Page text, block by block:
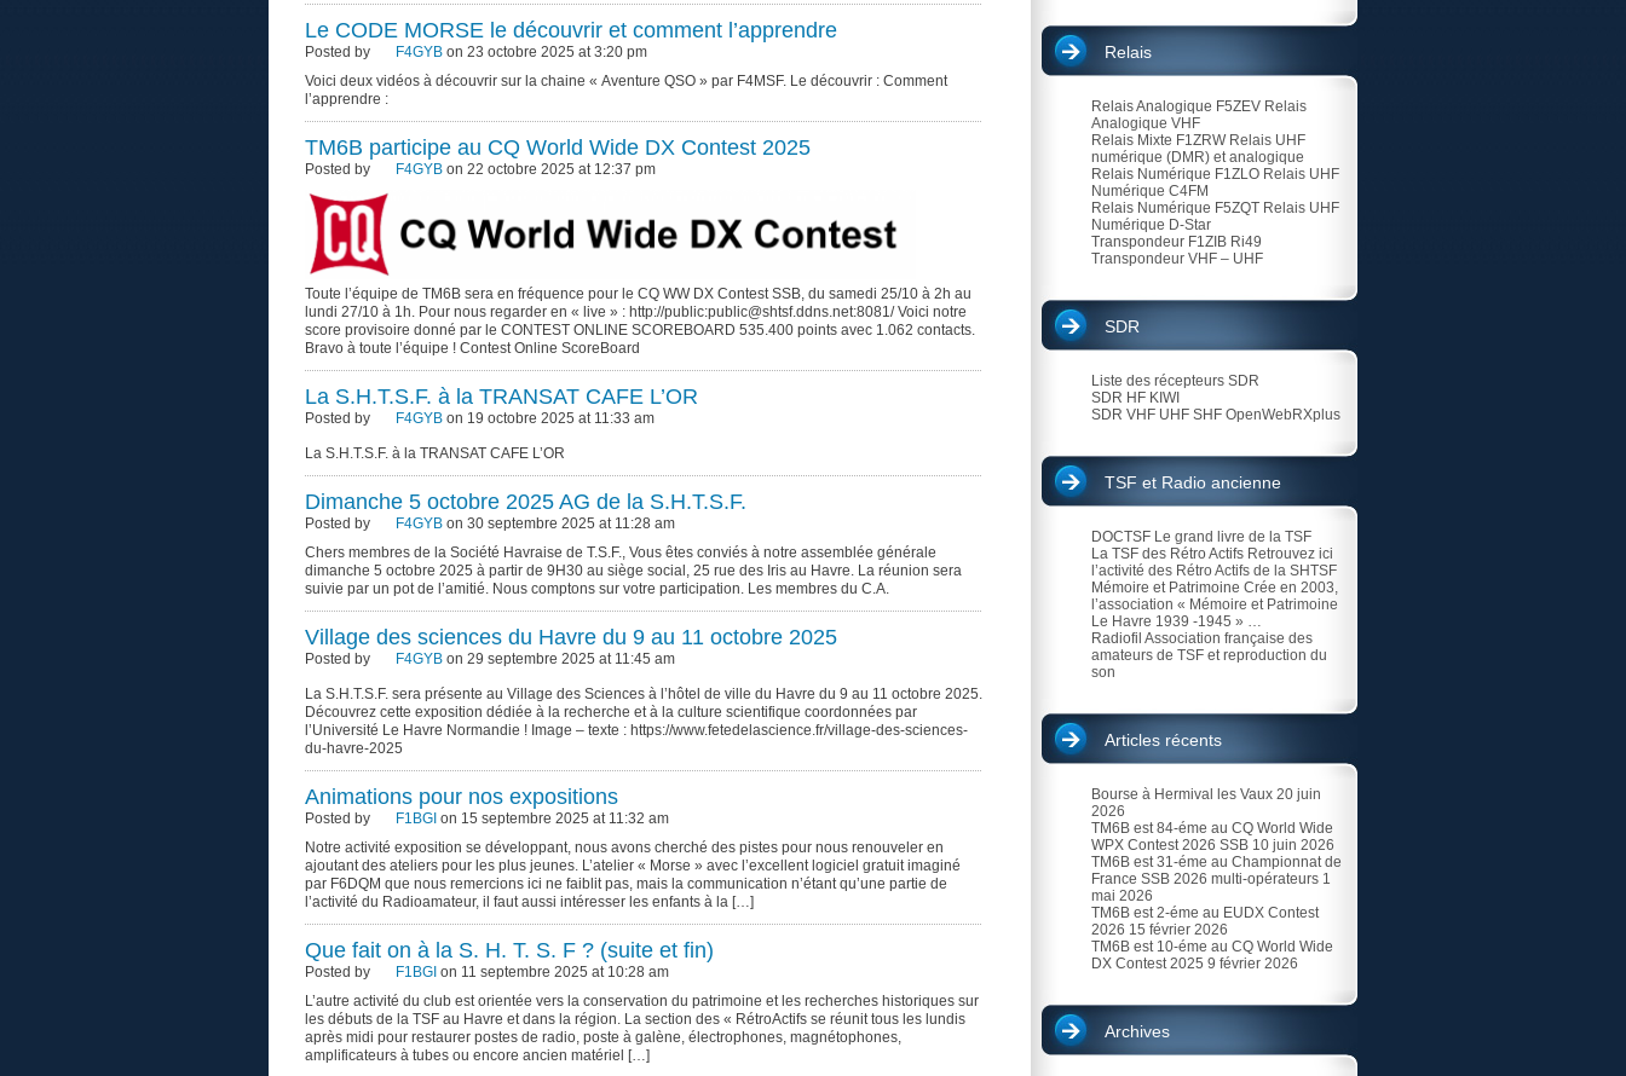
Le CODE MORSE le découvrir et comment l’apprendre
Posted by F4GYB on 23 octobre 2025 at 3:20 pm
Voici deux vidéos à découvrir sur la chaine « Aventure QSO » par F4MSF. Le découvrir : Comment
l’apprendre :
TM6B participe au CQ World Wide DX Contest 2025
Posted by F4GYB on 22 octobre 2025 at 12:37 pm
Toute l’équipe de TM6B sera en fréquence pour le CQ WW DX Contest SSB, du samedi 25/10 à 2h au
lundi 27/10 à 1h. Pour nous regarder en « live » : http://public:public@shtsf.ddns.net:8081/ Voici notre
score provisoire donné par le CONTEST ONLINE SCOREBOARD 535.400 points avec 1.062 contacts.
Bravo à toute l’équipe ! Contest Online ScoreBoard
La S.H.T.S.F. à la TRANSAT CAFE L’OR
Posted by F4GYB on 19 octobre 2025 at 11:33 am
La S.H.T.S.F. à la TRANSAT CAFE L’OR
Dimanche 5 octobre 2025 AG de la S.H.T.S.F.
Posted by F4GYB on 30 septembre 2025 at 11:28 am
Chers membres de la Société Havraise de T.S.F., Vous êtes conviés à notre assemblée générale
dimanche 5 octobre 2025 à partir de 9H30 au siège social, 25 rue des Iris au Havre. La réunion sera
suivie par un pot de l’amitié. Nous comptons sur votre participation. Les membres du C.A.
Village des sciences du Havre du 9 au 11 octobre 2025
Posted by F4GYB on 29 septembre 2025 at 11:45 am
La S.H.T.S.F. sera présente au Village des Sciences à l’hôtel de ville du Havre du 9 au 11 octobre 2025.
Découvrez cette exposition dédiée à la recherche et à la culture scientifique coordonnées par
l’Université Le Havre Normandie ! Image – texte : https://www.fetedelascience.fr/village-des-sciences-
du-havre-2025
Animations pour nos expositions
Posted by F1BGI on 15 septembre 2025 at 11:32 am
Notre activité exposition se développant, nous avons cherché des pistes pour nous renouveler en
ajoutant des ateliers pour les plus jeunes. L’atelier « Morse » avec l’excellent logiciel gratuit imaginé
par F6DQM que nous remercions ici ne faiblit pas, mais la communication n’étant qu’une partie de
l’activité du Radioamateur, il faut aussi intéresser les enfants à la […]
Que fait on à la S. H. T. S. F ? (suite et fin)
Posted by F1BGI on 11 septembre 2025 at 10:28 am
L’autre activité du club est orientée vers la conservation du patrimoine et les recherches historiques sur
les débuts de la TSF au Havre et dans la région. La section des « RétroActifs se réunit tous les lundis
après midi pour restaurer postes de radio, poste à galène, électrophones, magnétophones,
amplificateurs à tubes ou encore ancien matériel […]
Relais
Relais Analogique F5ZEV Relais
Analogique VHF
Relais Mixte F1ZRWRelais UHF
numérique (DMR) et analogique
Relais Numérique F1ZLO Relais UHF
Numérique C4FM
Relais Numérique F5ZQT Relais UHF
Numérique D-Star
Transpondeur F1ZIB Ri49
Transpondeur VHF – UHF
SDR
Liste des récepteurs SDR
SDR HF KIWI
SDR VHF UHF SHF OpenWebRXplus
TSF et Radio ancienne
DOCTSF Le grand livre de la TSF
La TSF des Rétro Actifs Retrouvez ici
l’activité des Rétro Actifs de la SHTSF
Mémoire et Patrimoine Crée en 2003,
l’association « Mémoire et Patrimoine
Le Havre 1939 -1945 » …
Radiofil Association française des
amateurs de TSF et reproduction du
son
Articles récents
Bourse à Hermival les Vaux 20 juin
2026
TM6B est 84-éme au CQ World Wide
WPX Contest 2026 SSB 10 juin 2026
TM6B est 31-éme au Championnat de
France SSB 2026 multi-opérateurs 1
mai 2026
TM6B est 2-éme au EUDX Contest
2026 15 février 2026
TM6B est 10-éme au CQ World Wide
DX Contest 2025 9 février 2026
Archives